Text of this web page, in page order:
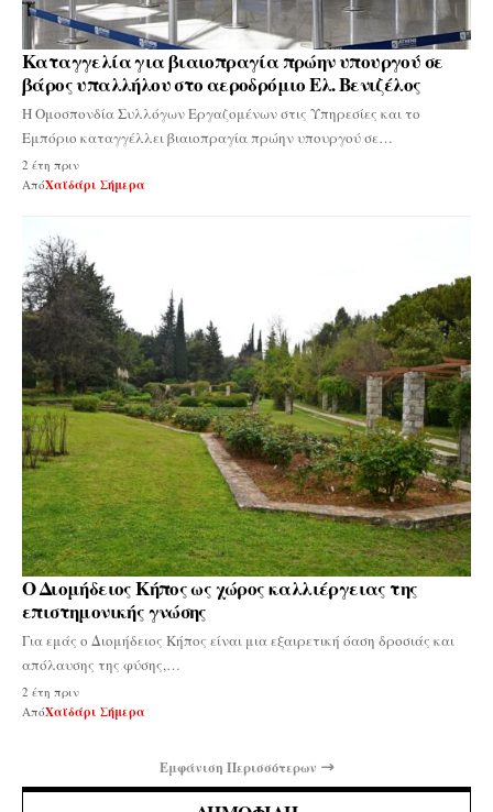
Καταγγελία για βιαιοπραγία πρώην υπουργού σε
βάρος υπαλλήλου στο αεροδρόμιο Ελ. Βενιζέλος
Η Ομοσπονδία Συλλόγων Εργαζομένων στις Υπηρεσίες και το
Εμπόριο καταγγέλλει βιαιοπραγία πρώην υπουργού σε…
2 έτη πριν
ΑπόΧαϊδάρι Σήμερα
Ο Διομήδειος Κήπος ως χώρος καλλιέργειας της
επιστημονικής γνώσης
Για εμάς ο Διομήδειος Κήπος είναι μια εξαιρετική όαση δροσιάς και
απόλαυσης της φύσης,…
2 έτη πριν
ΑπόΧαϊδάρι Σήμερα
Εμφάνιση Περισσότερων